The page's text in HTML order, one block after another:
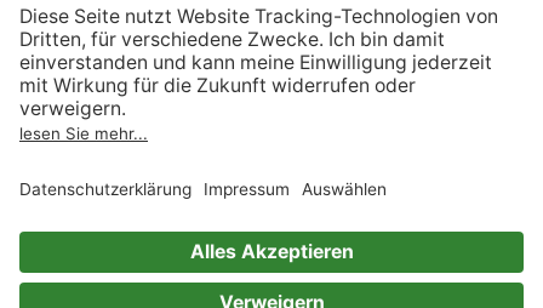
Informationen nach Data
Act
Verträge hier kündigen
Impressum
Immer ein gutes Buch